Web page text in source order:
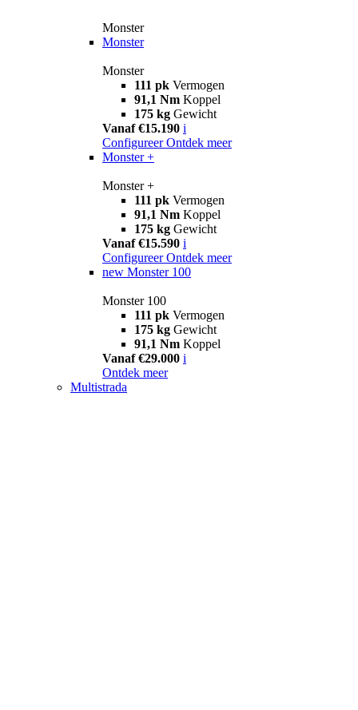
Monster
Monster
Monster
111 pk Vermogen
91,1 Nm Koppel
175 kg Gewicht
Vanaf €15.190 i
Configureer Ontdek meer
Monster +
Monster +
111 pk Vermogen
91,1 Nm Koppel
175 kg Gewicht
Vanaf €15.590 i
Configureer Ontdek meer
new Monster 100
Monster 100
111 pk Vermogen
175 kg Gewicht
91,1 Nm Koppel
Vanaf €29.000 i
Ontdek meer
Multistrada